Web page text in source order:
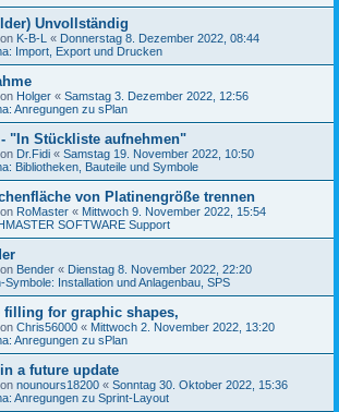
Unvollständig
K-B-L « Donnerstag 8. Dezember 2022, 08:44
Import, Export und Drucken
Holger « Samstag 3. Dezember 2022, 12:56
Anregungen zu sPlan
"In Stückliste aufnehmen"
Dr.Fidi « Samstag 19. November 2022, 10:50
Bibliotheken, Bauteile und Symbole
von Platinengröße trennen
RoMaster « Mittwoch 9. November 2022, 15:54
SOFTWARE Support
Bender « Dienstag 8. November 2022, 22:20
Symbole: Installation und Anlagenbau, SPS
filling for graphic shapes,
Chris56000 « Mittwoch 2. November 2022, 13:20
Anregungen zu sPlan
a future update
nounours18200 « Sonntag 30. Oktober 2022, 15:36
Anregungen zu Sprint-Layout